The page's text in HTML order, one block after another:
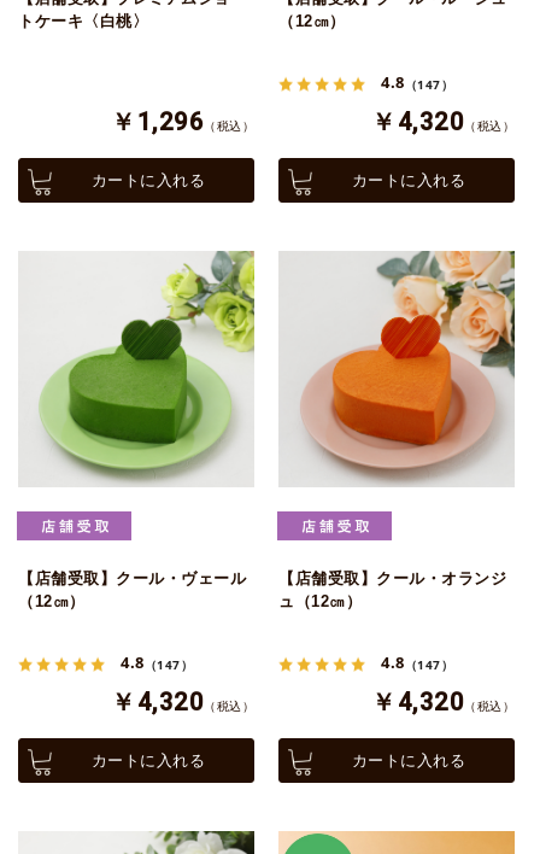
トケーキ〈白桃〉
￥1,296 （税込）
カートに入れる
（12㎝）
4.8 （147）
￥4,320 （税込）
カートに入れる
【店舗受取】クール・ヴェール
（12㎝）
4.8 （147）
￥4,320 （税込）
カートに入れる
【店舗受取】クール・オランジ
ュ（12㎝）
4.8 （147）
￥4,320 （税込）
カートに入れる